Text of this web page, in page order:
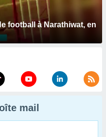
football à Narathiwat, en
mail